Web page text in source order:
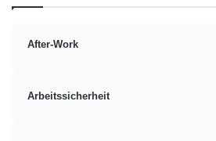
After-Work
Arbeitssicherheit